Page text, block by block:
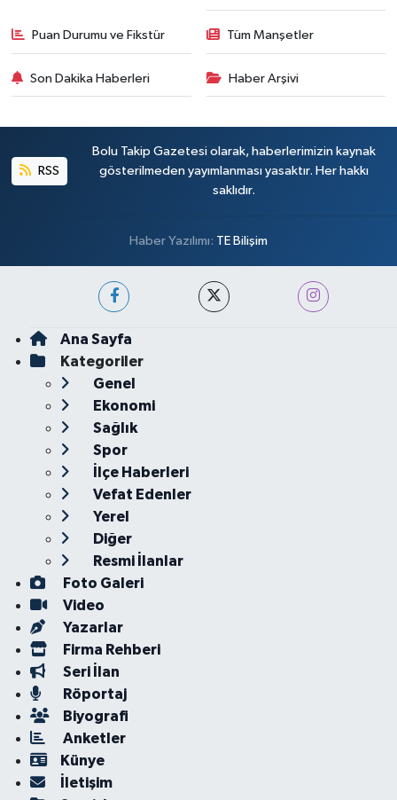
Puan Durumu ve Fikstür Tüm Manşetler
Son Dakika Haberleri Haber Arşivi
RSS
Bolu Takip Gazetesi olarak, haberlerimizin kaynak
gösterilmeden yayımlanması yasaktır. Her hakkı
saklıdır.
Haber Yazılımı: TE Bilişim
Ana Sayfa
Kategoriler
Genel
Ekonomi
Sağlık
Spor
İlçe Haberleri
Vefat Edenler
Yerel
Diğer
Resmi İlanlar
Foto Galeri
Video
Yazarlar
Firma Rehberi
Seri İlan
Röportaj
Biyografi
Anketler
Künye
İletişim